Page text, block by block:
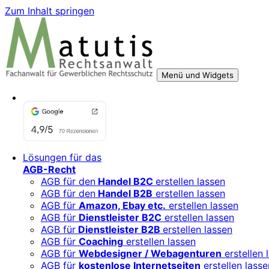
Zum Inhalt springen
Rechtsberatung für digitale Geschäftsmodelle – sicher
Für Mittelständler, Startups und Verbände, die ihre
Menü und Widgets
Lösungen für das
AGB-Recht
AGB für den Handel B2C erstellen lassen
AGB für den Handel B2B erstellen lassen
AGB für Amazon, Ebay etc. erstellen lassen
AGB für Dienstleister B2C erstellen lassen
AGB für Dienstleister B2B erstellen lassen
AGB für Coaching erstellen lassen
AGB für Webdesigner / Webagenturen erstellen
AGB für kostenlose Internetseiten erstellen